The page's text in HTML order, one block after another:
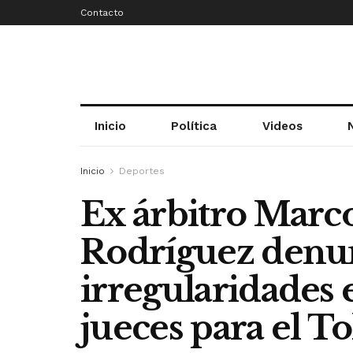
Contacto
Inicio Política Videos
Inicio Deportes
Ex árbitro
Rodríguez
irregularidades
jueces para el